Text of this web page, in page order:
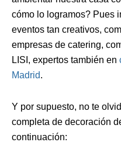
cómo lo logramos? Pues
eventos tan creativos,
empresas de catering,
LISI, expertos también en
Madrid.
Y por supuesto, no te
completa de decoración
continuación: